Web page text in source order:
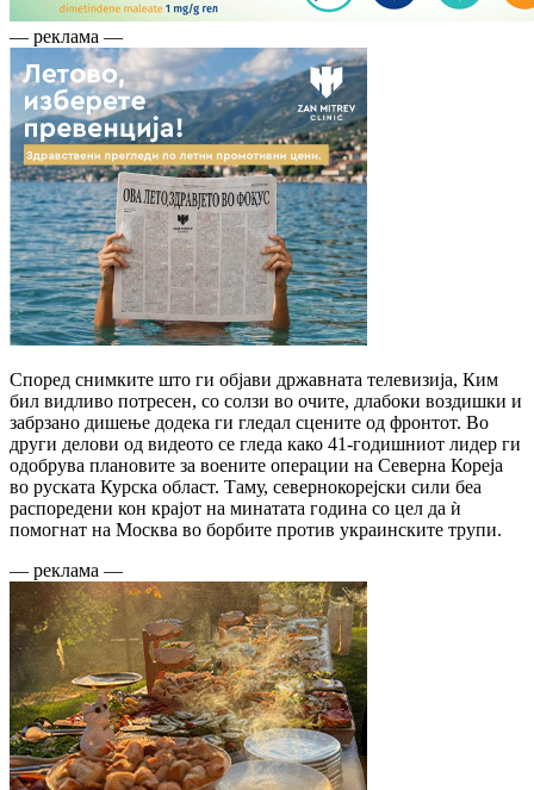
— реклама —
Според снимките што ги објави државната телевизија, Ким
бил видливо потресен, со солзи во очите, длабоки воздишки и
забрзано дишење додека ги гледал сцените од фронтот. Во
други делови од видеото се гледа како 41-годишниот лидер ги
одобрува плановите за воените операции на Северна Кореја
во руската Курска област. Таму, севернокорејски сили беа
распоредени кон крајот на минатата година со цел да ѝ
помогнат на Москва во борбите против украинските трупи.
— реклама —